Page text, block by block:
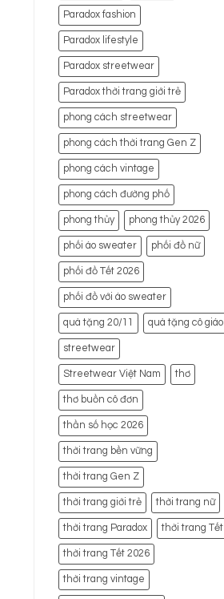
Paradox fashion
Paradox lifestyle
Paradox streetwear
Paradox thời trang giới trẻ
phong cách streetwear
phong cách thời trang Gen Z
phong cách vintage
phong cách đường phố
phong thủy phong thủy 2026
phối áo sweater phối đồ nữ
phối đồ Tết 2026
phối đồ với áo sweater
quà tặng 20/11 quà tặng cô giáo
streetwear
Streetwear Việt Nam thơ
thơ buồn cô đơn
thần số học 2026
thời trang bền vững
thời trang Gen Z
thời trang giới trẻ thời trang nữ
thời trang Paradox thời trang Tết
thời trang Tết 2026
thời trang vintage